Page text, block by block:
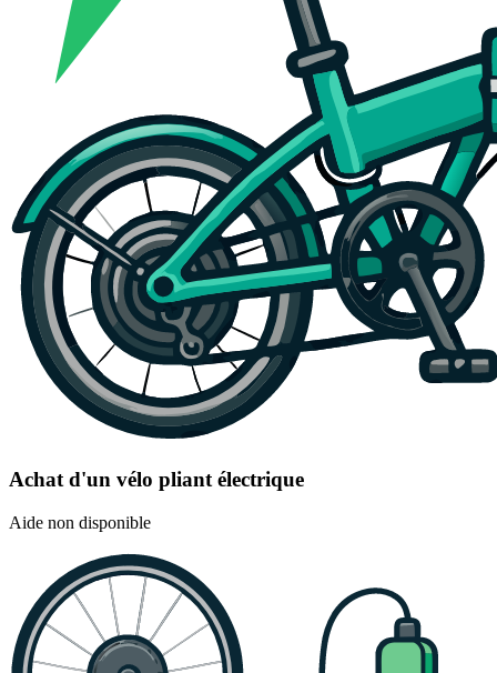
Achat d'un vélo pliant électrique
Aide non disponible